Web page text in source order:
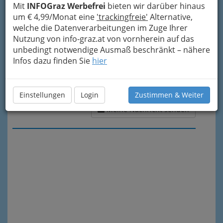
Mit INFOGraz Werbefrei bieten wir darüber hinaus
um € 4,99/Monat eine 'trackingfreie' Alternative,
welche die Datenverarbeitungen im Zuge Ihrer
Nutzung von info-graz.at von vornherein auf das
unbedingt notwendige Ausmaß beschränkt – nähere
Infos dazu finden Sie hier
Einstellungen Login Zustimmen & Weiter
Meine Nachricht senden